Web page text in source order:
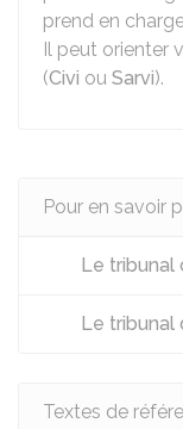
prend en
Il peut orienter
(Civi ou Sarvi).
Pour en savoir
Le tribunal
Le tribunal
Textes de